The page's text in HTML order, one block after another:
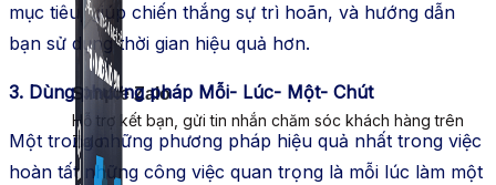
Simple Zalo
Hỗ trợ kết bạn, gửi tin nhắn chăm sóc khách hàng trên
Zalo.
mục tiêu, giúp chiến thắng sự trì hoãn, và hướng dẫn
bạn sử dụng thời gian hiệu quả hơn.
3. Dùng phương pháp Mỗi- Lúc- Một- Chút
Một trong những phương pháp hiệu quả nhất trong việc
hoàn tất những công việc quan trọng là mỗi lúc làm một